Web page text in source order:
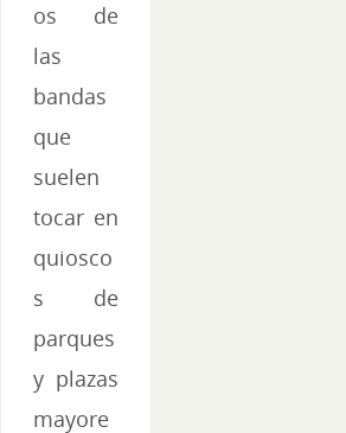
os de
las
bandas
que
suelen
tocar en
quiosco
s de
parques
y plazas
mayore